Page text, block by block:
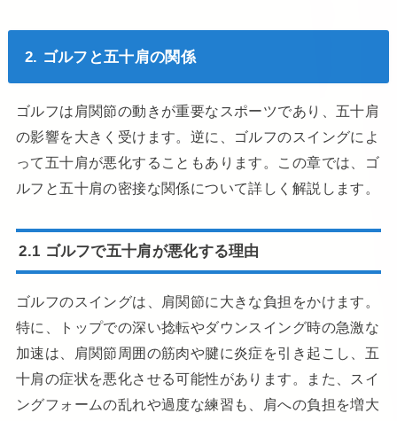
2. ゴルフと五十肩の関係
ゴルフは肩関節の動きが重要なスポーツであり、五十肩
の影響を大きく受けます。逆に、ゴルフのスイングによ
って五十肩が悪化することもあります。この章では、ゴ
ルフと五十肩の密接な関係について詳しく解説します。
2.1 ゴルフで五十肩が悪化する理由
ゴルフのスイングは、肩関節に大きな負担をかけます。
特に、トップでの深い捻転やダウンスイング時の急激な
加速は、肩関節周囲の筋肉や腱に炎症を引き起こし、五
十肩の症状を悪化させる可能性があります。また、スイ
ングフォームの乱れや過度な練習も、肩への負担を増大